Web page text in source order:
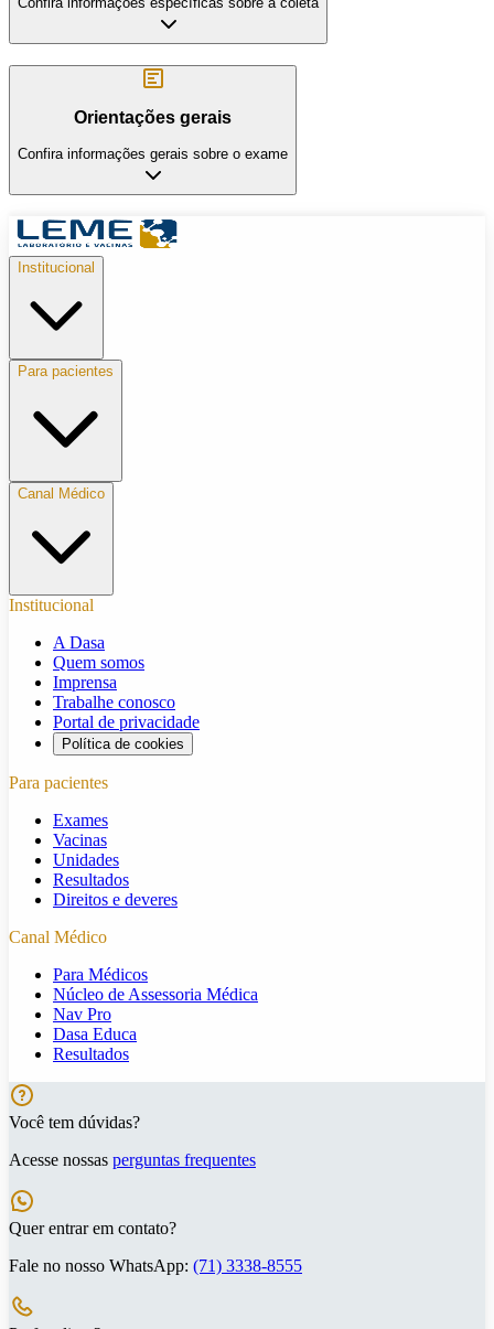
Orientações gerais
Confira informações gerais sobre o exame
Institucional
Para pacientes
Canal Médico
Institucional
A Dasa
Quem somos
Imprensa
Trabalhe conosco
Portal de privacidade
Política de cookies
Para pacientes
Exames
Vacinas
Unidades
Resultados
Direitos e deveres
Canal Médico
Para Médicos
Núcleo de Assessoria Médica
Nav Pro
Dasa Educa
Resultados
Você tem dúvidas?
Acesse nossas perguntas frequentes
Quer entrar em contato?
Fale no nosso WhatsApp: (71) 3338-8555